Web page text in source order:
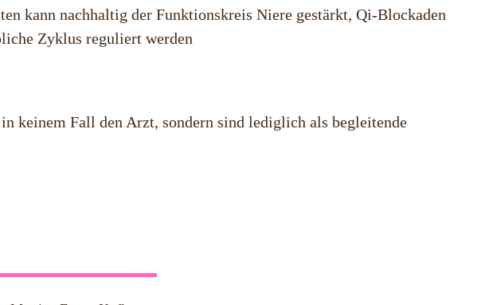
kann nachhaltig der Funktionskreis Niere gestärkt, Qi-Blockaden
Zyklus reguliert werden
keinem Fall den Arzt, sondern sind lediglich als begleitende